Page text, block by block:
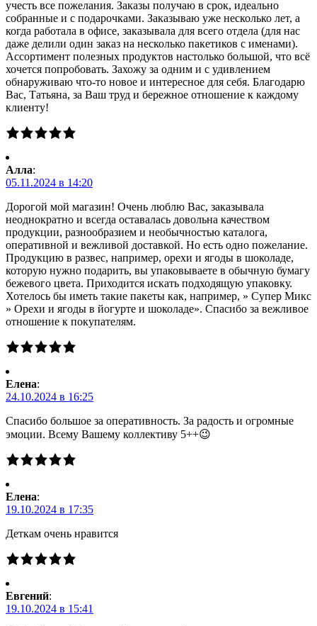
учесть все пожелания. Заказы получаю в срок, идеально
собранные и с подарочками. Заказываю уже несколько лет, а
когда работала в офисе, заказывала для всего отдела (для нас
даже делили один заказ на несколько пакетиков с именами).
Ассортимент полезных продуктов настолько большой, что всё
хочется попробовать. Захожу за одним и с удивлением
обнаруживаю что-то новое и интересное для себя. Благодарю
Вас, Татьяна, за Ваш труд и бережное отношение к каждому
клиенту!
Алла:
05.11.2024 в 14:20
Дорогой мой магазин! Очень люблю Вас, заказывала
неоднократно и всегда оставалась довольна качеством
продукции, разнообразием и необычностью каталога,
оперативной и вежливой доставкой. Но есть одно пожелание.
Продукцию в развес, например, орехи и ягоды в шоколаде,
которую нужно подарить, вы упаковываете в обычную бумагу
бежевого цвета. Приходится искать подходящую упаковку.
Хотелось бы иметь такие пакеты как, например, » Супер Микс
» Орехи и ягоды в йогурте и шоколаде». Спасибо за вежливое
отношение к покупателям.
Елена:
24.10.2024 в 16:25
Спасибо большое за оперативность. За радость и огромные
эмоции. Всему Вашему коллективу 5++😉
Елена:
19.10.2024 в 17:35
Деткам очень нравится
Евгений:
19.10.2024 в 15:41